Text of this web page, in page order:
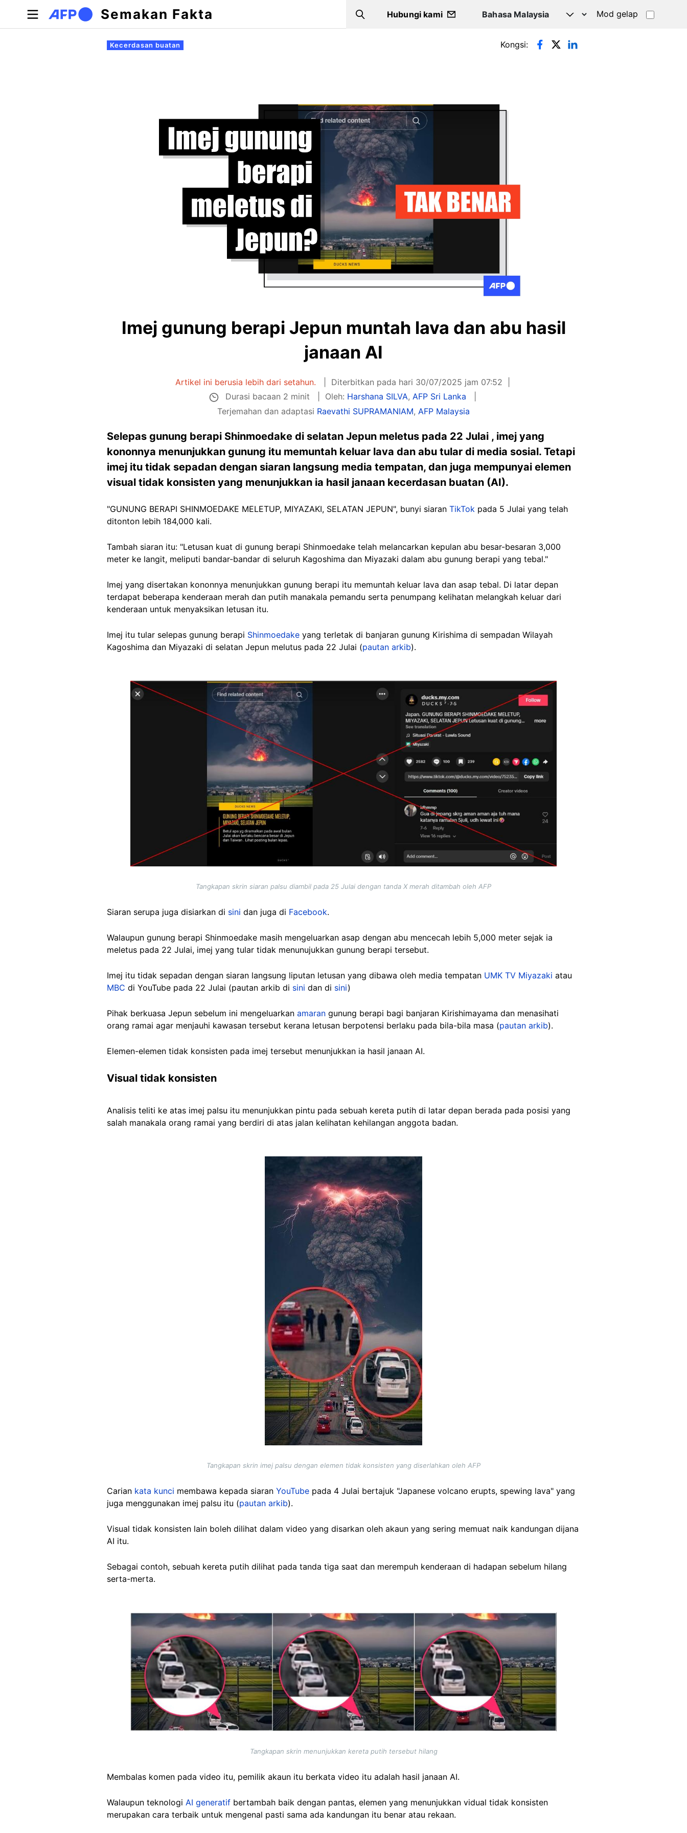
Langkau ke kandungan utama
Semakan Fakta Search
Hubungi kami Mod gelap
Tab-tab utama
Kecerdasan buatan Kongsi:
Imej gunung berapi Jepun muntah lava dan abu hasil
janaan AI
Artikel ini berusia lebih dari setahun.
Diterbitkan pada hari 30/07/2025 jam 07:52
Durasi bacaan 2 minit
Oleh: Harshana SILVA,AFP Sri Lanka
Terjemahan dan adaptasi Raevathi SUPRAMANIAM, AFP Malaysia
Selepas gunung berapi Shinmoedake di selatan Jepun meletus pada 22 Julai , imej yang
kononnya menunjukkan gunung itu memuntah keluar lava dan abu tular di media sosial. Tetapi
imej itu tidak sepadan dengan siaran langsung media tempatan, dan juga mempunyai elemen
visual tidak konsisten yang menunjukkan ia hasil janaan kecerdasan buatan (AI).
"GUNUNG BERAPI SHINMOEDAKE MELETUP, MIYAZAKI, SELATAN JEPUN", bunyi siaran TikTok pada 5 Julai yang telah
ditonton lebih 184,000 kali.
Tambah siaran itu: "Letusan kuat di gunung berapi Shinmoedake telah melancarkan kepulan abu besar-besaran 3,000
meter ke langit, meliputi bandar-bandar di seluruh Kagoshima dan Miyazaki dalam abu gunung berapi yang tebal."
Imej yang disertakan kononnya menunjukkan gunung berapi itu memuntah keluar lava dan asap tebal. Di latar depan
terdapat beberapa kenderaan merah dan putih manakala pemandu serta penumpang kelihatan melangkah keluar dari
kenderaan untuk menyaksikan letusan itu.
Imej itu tular selepas gunung berapi Shinmoedake yang terletak di banjaran gunung Kirishima di sempadan Wilayah
Kagoshima dan Miyazaki di selatan Jepun melutus pada 22 Julai (pautan arkib).
Tangkapan skrin siaran palsu diambil pada 25 Julai dengan tanda X merah ditambah oleh AFP
Siaran serupa juga disiarkan di sini dan juga di Facebook.
Walaupun gunung berapi Shinmoedake masih mengeluarkan asap dengan abu mencecah lebih 5,000 meter sejak ia
meletus pada 22 Julai, imej yang tular tidak menunujukkan gunung berapi tersebut.
Imej itu tidak sepadan dengan siaran langsung liputan letusan yang dibawa oleh media tempatan UMK TV Miyazaki atau
MBC di YouTube pada 22 Julai (pautan arkib di sini dan di sini)
Pihak berkuasa Jepun sebelum ini mengeluarkan amaran gunung berapi bagi banjaran Kirishimayama dan menasihati
orang ramai agar menjauhi kawasan tersebut kerana letusan berpotensi berlaku pada bila-bila masa (pautan arkib).
Elemen-elemen tidak konsisten pada imej tersebut menunjukkan ia hasil janaan AI.
Visual tidak konsisten
Analisis teliti ke atas imej palsu itu menunjukkan pintu pada sebuah kereta putih di latar depan berada pada posisi yang
salah manakala orang ramai yang berdiri di atas jalan kelihatan kehilangan anggota badan.
Tangkapan skrin imej palsu dengan elemen tidak konsisten yang diserlahkan oleh AFP
Carian kata kunci membawa kepada siaran YouTube pada 4 Julai bertajuk "Japanese volcano erupts, spewing lava" yang
juga menggunakan imej palsu itu (pautan arkib).
Visual tidak konsisten lain boleh dilihat dalam video yang disarkan oleh akaun yang sering memuat naik kandungan dijana
AI itu.
Sebagai contoh, sebuah kereta putih dilihat pada tanda tiga saat dan merempuh kenderaan di hadapan sebelum hilang
serta-merta.
Tangkapan skrin menunjukkan kereta putih tersebut hilang
Membalas komen pada video itu, pemilik akaun itu berkata video itu adalah hasil janaan AI.
Walaupun teknologi AI generatif bertambah baik dengan pantas, elemen yang menunjukkan vidual tidak konsisten
merupakan cara terbaik untuk mengenal pasti sama ada kandungan itu benar atau rekaan.